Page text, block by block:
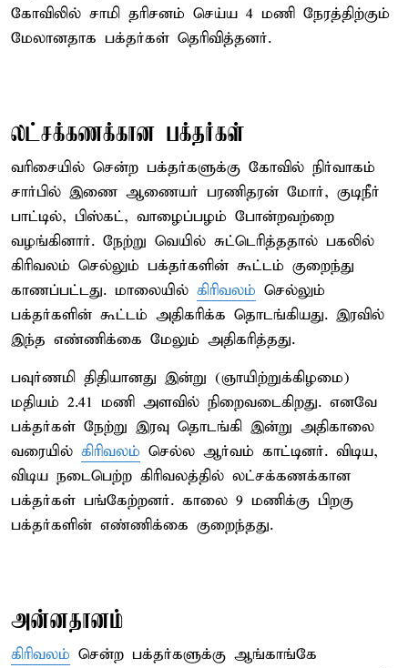
கோவிலில் சாமி தரிசனம் செய்ய 4 மணி நேரத்திற்கும்
மேலானதாக பக்தர்கள் தெரிவித்தனர்.
லட்சக்கணக்கான பக்தர்கள்
வரிசையில் சென்ற பக்தர்களுக்கு கோவில் நிர்வாகம்
சார்பில் இணை ஆணையர் பரணிதரன் மோர், குடிநீர்
பாட்டில், பிஸ்கட், வாழைப்பழம் போன்றவற்றை
வழங்கினார். நேற்று வெயில் சுட்டெரித்ததால் பகலில்
கிரிவலம் செல்லும் பக்தர்களின் கூட்டம் குறைந்து
காணப்பட்டது. மாலையில் கிரிவலம் செல்லும்
பக்தர்களின் கூட்டம் அதிகரிக்க தொடங்கியது. இரவில்
இந்த எண்ணிக்கை மேலும் அதிகரித்தது.
பவுர்ணமி திதியானது இன்று (ஞாயிற்றுக்கிழமை)
மதியம் 2.41 மணி அளவில் நிறைவடைகிறது. எனவே
பக்தர்கள் நேற்று இரவு தொடங்கி இன்று அதிகாலை
வரையில் கிரிவலம் செல்ல ஆர்வம் காட்டினர். விடிய,
விடிய நடைபெற்ற கிரிவலத்தில் லட்சக்கணக்கான
பக்தர்கள் பங்கேற்றனர். காலை 9 மணிக்கு பிறகு
பக்தர்களின் எண்ணிக்கை குறைந்தது.
அன்னதானம்
கிரிவலம் சென்ற பக்தர்களுக்கு ஆங்காங்கே